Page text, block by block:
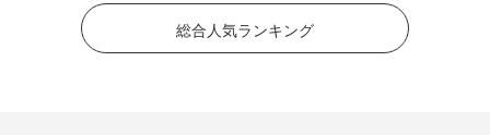
総合人気ランキング